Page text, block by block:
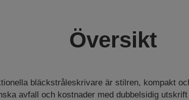
Översikt
bläckstråleskrivare är stilren, kompakt
avfall och kostnader med dubbelsidig